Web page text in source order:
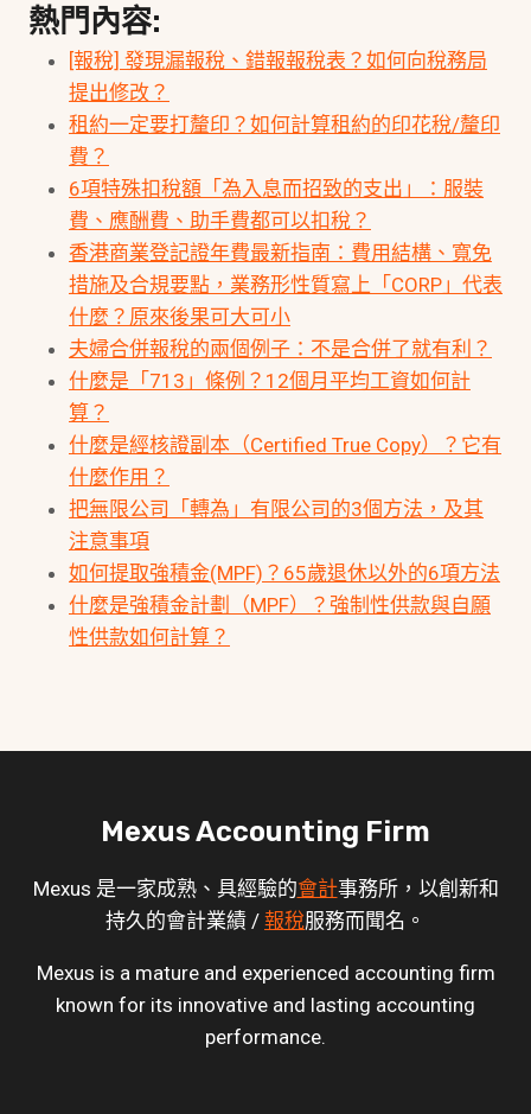
熱門內容:
[報稅] 發現漏報稅、錯報報稅表？如何向稅務局
提出修改？
租約一定要打釐印？如何計算租約的印花稅/釐印
費？
6項特殊扣稅額「為入息而招致的支出」：服裝
費、應酬費、助手費都可以扣稅？
香港商業登記證年費最新指南：費用結構、寬免
措施及合規要點，業務形性質寫上「CORP」代表
什麼？原來後果可大可小
夫婦合併報稅的兩個例子：不是合併了就有利？
什麼是「713」條例？12個月平均工資如何計
算？
什麼是經核證副本（Certified True Copy）？它有
什麼作用？
把無限公司「轉為」有限公司的3個方法，及其
注意事項
如何提取強積金(MPF)？65歲退休以外的6項方法
什麼是強積金計劃（MPF）？強制性供款與自願
性供款如何計算？
Mexus Accounting Firm
Mexus 是一家成熟、具經驗的會計事務所，以創新和
持久的會計業績 / 報稅服務而聞名。
Mexus is a mature and experienced accounting firm
known for its innovative and lasting accounting
performance.